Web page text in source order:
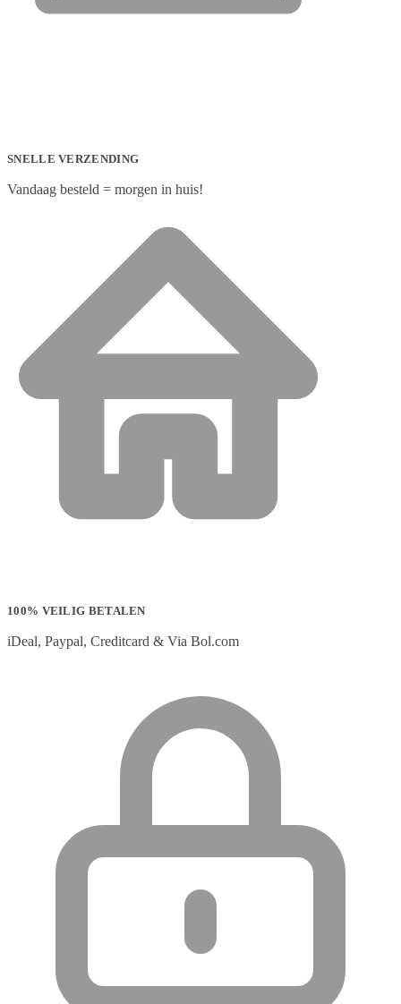
SNELLE VERZENDING
Vandaag besteld = morgen in huis!
100% VEILIG BETALEN
iDeal, Paypal, Creditcard & Via Bol.com